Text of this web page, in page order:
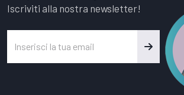
Iscriviti alla nostra newsletter!